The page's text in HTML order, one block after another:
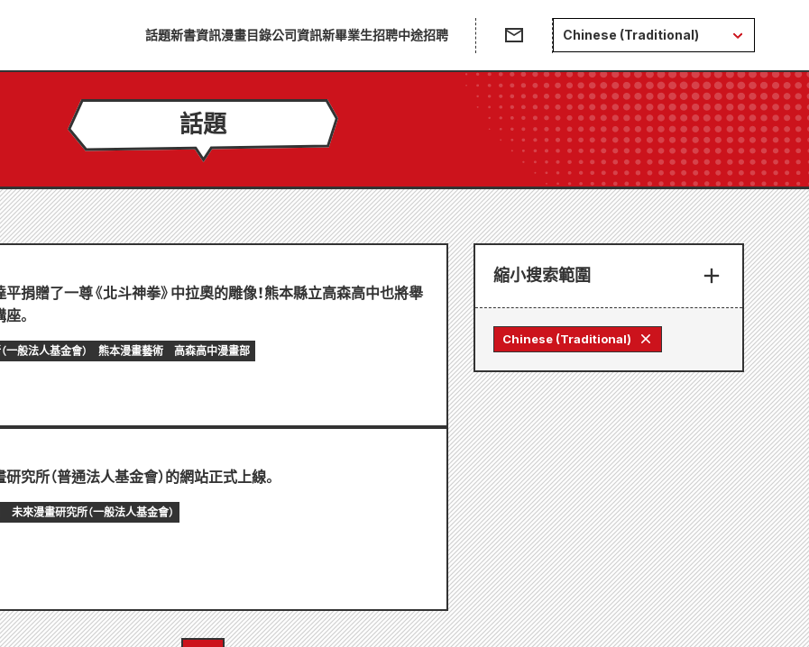
話題新書資訊漫畫目錄公司資訊新畢業生招聘中途招聘 Chinese (Traditional)
話題
縮小搜索範圍
Chinese (Traditional)
捐贈了一尊《北斗神拳》中拉奧的雕像！熊本縣立高森高中也將舉
。
一般法人基金會） 熊本漫畫藝術 高森高中漫畫部
究所（普通法人基金會）的網站正式上線。
未來漫畫研究所（一般法人基金會）